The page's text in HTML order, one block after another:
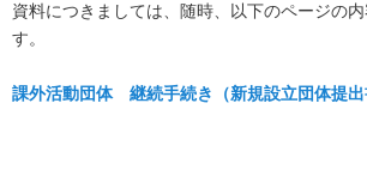
資料につきましては、随時、以下のページの
す。
課外活動団体 継続手続き（新規設立団体提